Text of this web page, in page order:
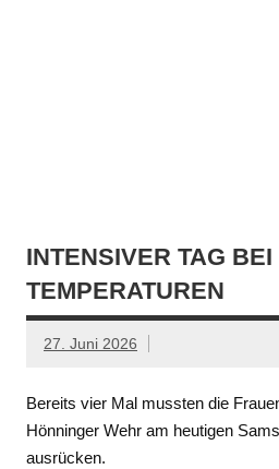
INTENSIVER TAG
TEMPERATUREN
27. Juni 2026
Bereits vier Mal mussten die
Hönninger Wehr am heutigen
ausrücken.